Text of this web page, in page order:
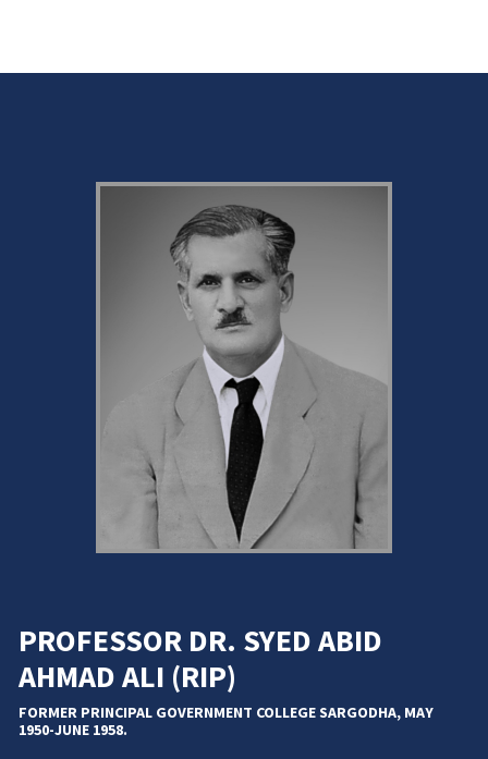
PROFESSOR DR. SYED ABID
AHMAD ALI (RIP)
FORMER PRINCIPAL GOVERNMENT COLLEGE SARGODHA, MAY
1950-JUNE 1958.